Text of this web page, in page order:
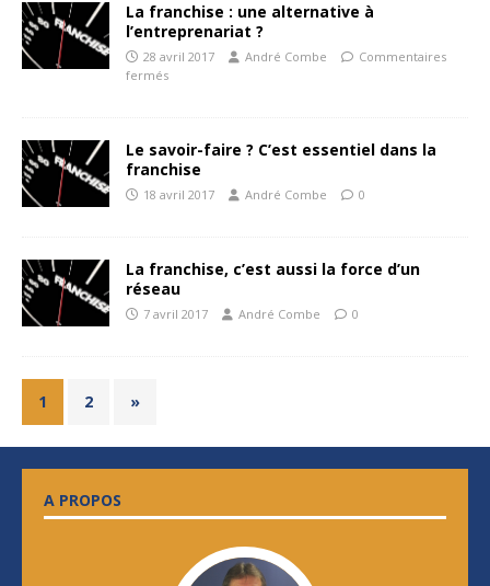
La franchise : une alternative à
l’entreprenariat ?
28 avril 2017 André Combe
Commentaires
fermés
Le savoir-faire ? C’est essentiel dans la
franchise
18 avril 2017 André Combe 0
La franchise, c’est aussi la force d’un
réseau
7 avril 2017 André Combe 0
1 2 »
A PROPOS